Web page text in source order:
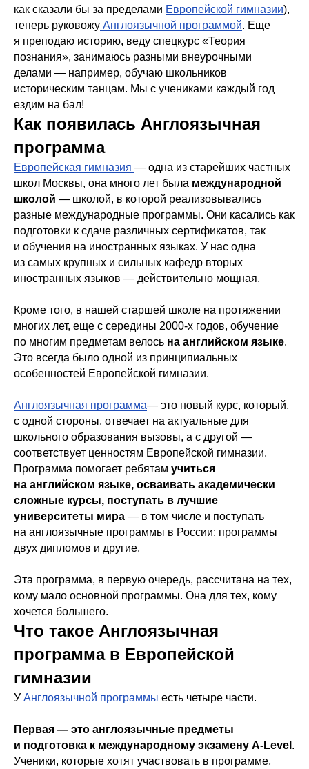
как сказали бы за пределами Европейской гимназии),
теперь руковожу Англоязычной программой. Еще
я преподаю историю, веду спецкурс «Теория
познания», занимаюсь разными внеурочными
делами — например, обучаю школьников
историческим танцам. Мы с учениками каждый год
ездим на бал!
Как появилась Англоязычная
программа
Европейская гимназия — одна из старейших частных
школ Москвы, она много лет была международной
школой — школой, в которой реализовывались
разные международные программы. Они касались как
подготовки к сдаче различных сертификатов, так
и обучения на иностранных языках. У нас одна
из самых крупных и сильных кафедр вторых
иностранных языков — действительно мощная.
Кроме того, в нашей старшей школе на протяжении
многих лет, еще с середины 2000-х годов, обучение
по многим предметам велось на английском языке.
Это всегда было одной из принципиальных
особенностей Европейской гимназии.
Англоязычная программа— это новый курс, который,
с одной стороны, отвечает на актуальные для
школьного образования вызовы, а с другой —
соответствует ценностям Европейской гимназии.
Программа помогает ребятам учиться
на английском языке, осваивать академически
сложные курсы, поступать в лучшие
университеты мира — в том числе и поступать
на англоязычные программы в России: программы
двух дипломов и другие.
Эта программа, в первую очередь, рассчитана на тех,
кому мало основной программы. Она для тех, кому
хочется большего.
Что такое Англоязычная
программа в Европейской
гимназии
У Англоязычной программы есть четыре части.
Первая — это англоязычные предметы
и подготовка к международному экзамену A-Level .
Ученики, которые хотят участвовать в программе,